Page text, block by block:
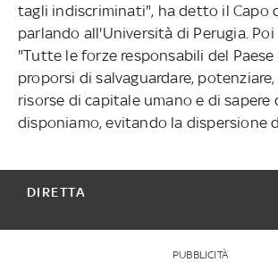
tagli indiscriminati", ha detto il Capo
parlando all'Università di Perugia.
"Tutte le forze responsabili del
proporsi di salvaguardare,
risorse di capitale umano e di sapere
disponiamo, evitando la dispersione
DIRETTA
PUBBLICITÀ